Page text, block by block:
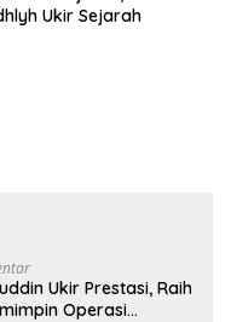
Ukir Sejarah
Ukir Prestasi, Raih
Operasi